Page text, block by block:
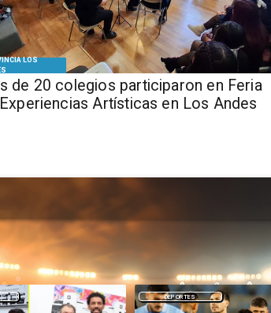
LOS
de 20 colegios participaron en Feria
Artísticas en Los Andes
NACIONAL